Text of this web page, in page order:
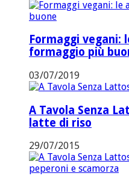
Formaggi vegani:
formaggio più
03/07/2019
A Tavola Senza
latte di riso
29/07/2015